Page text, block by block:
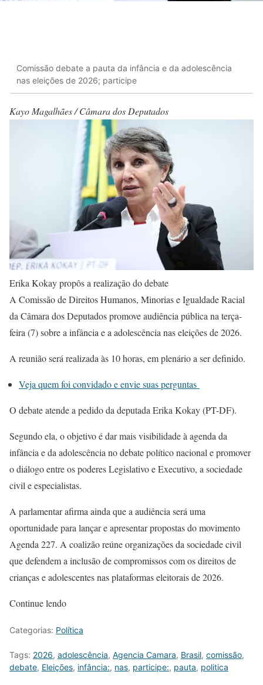
Comissão debate a pauta da infância e da adolescência
nas eleições de 2026; participe
Kayo Magalhães / Câmara dos Deputados
Erika Kokay propôs a realização do debate
A Comissão de Direitos Humanos, Minorias e Igualdade Racial
da Câmara dos Deputados promove audiência pública na terça-
feira (7) sobre a infância e a adolescência nas eleições de 2026.
A reunião será realizada às 10 horas, em plenário a ser definido.
Veja quem foi convidado e envie suas perguntas
O debate atende a pedido da deputada Erika Kokay (PT-DF).
Segundo ela, o objetivo é dar mais visibilidade à agenda da
infância e da adolescência no debate político nacional e promover
o diálogo entre os poderes Legislativo e Executivo, a sociedade
civil e especialistas.
A parlamentar afirma ainda que a audiência será uma
oportunidade para lançar e apresentar propostas do movimento
Agenda 227. A coalizão reúne organizações da sociedade civil
que defendem a inclusão de compromissos com os direitos de
crianças e adolescentes nas plataformas eleitorais de 2026.
Continue lendo
Categorias: Política
Tags: 2026, adolescência, Agencia Camara, Brasil, comissão,
debate, Eleições, infância:, nas, participe:, pauta, politica